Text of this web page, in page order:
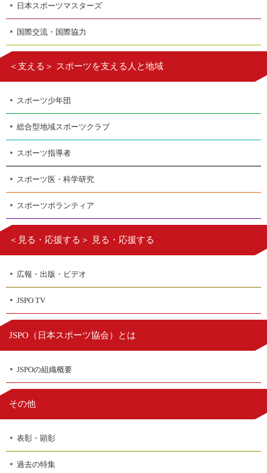
日本スポーツマスターズ
国際交流・国際協力
＜支える＞ スポーツを支える人と地域
スポーツ少年団
総合型地域スポーツクラブ
スポーツ指導者
スポーツ医・科学研究
スポーツボランティア
＜見る・応援する＞ 見る・応援する
広報・出版・ビデオ
JSPO TV
JSPO（ 日本スポーツ協会）とは
JSPOの組織概要
その他
表彰・顕彰
過去の特集